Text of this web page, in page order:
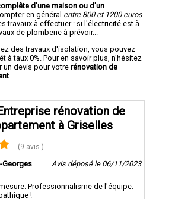
d'une maison ou d'un
en général entre 800 et 1200 euros
travaux à effectuer : si l'électricité est à
de plomberie à prévoir...
des travaux d'isolation, vous pouvez
à taux 0%. Pour en savoir plus, n'hésitez
un devis pour votre rénovation de
rénovation de
à Griselles
(9 avis )
Georges Avis déposé le 06/11/2023
Professionnalisme de l'équipe.
!